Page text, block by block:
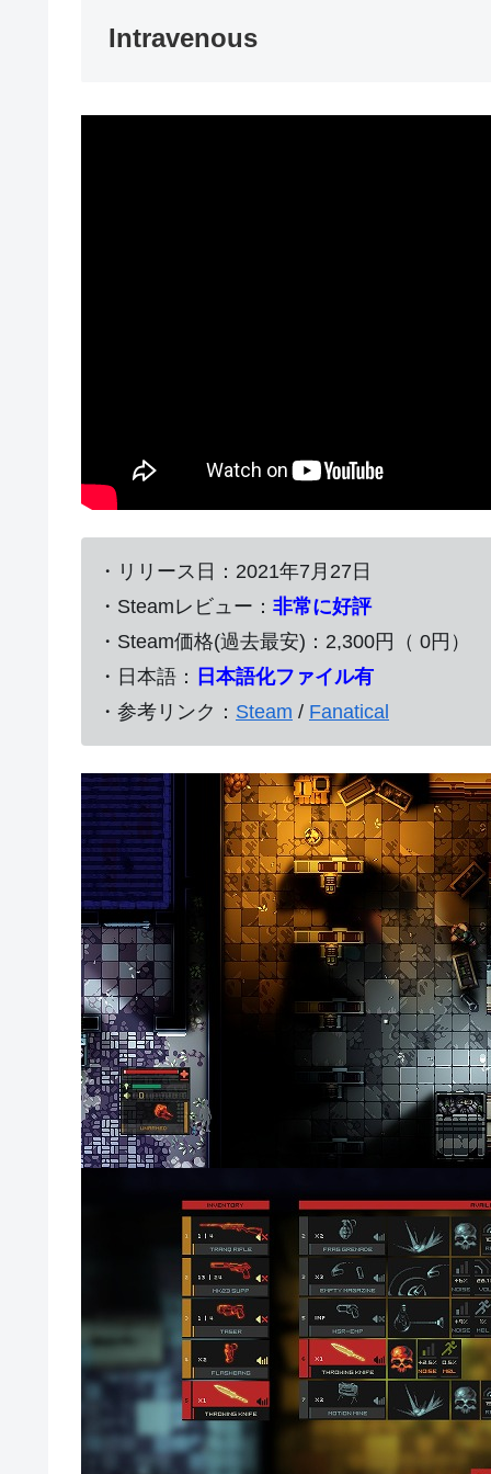
Intravenous
・リリース日：2021年7月27日
・Steamレビュー： 非常に好評
・Steam価格(過去最安)：2,300円（ 0円）
・日本語： 日本語化ファイル有
・参考リンク： Steam / Fanatical